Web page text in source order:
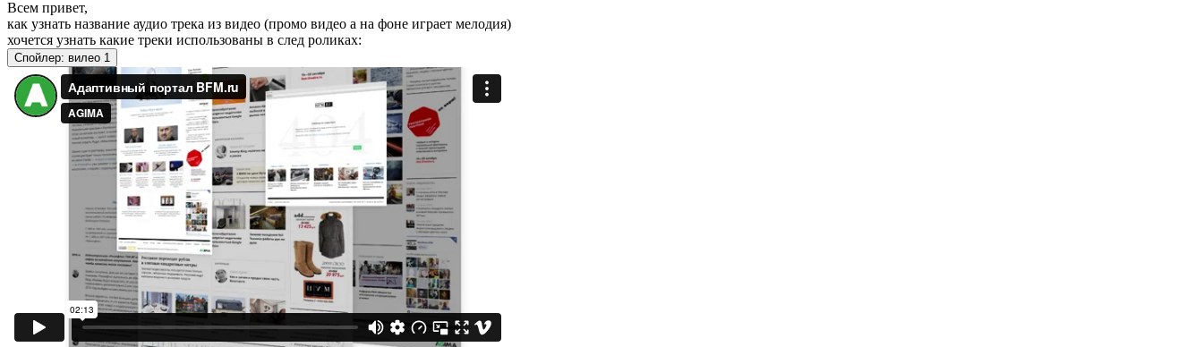
Всем привет,
как узнать название аудио трека из видео (промо видео а на фоне играет мелодия)
хочется узнать какие треки использованы в след роликах:
Спойлер: вилео 1